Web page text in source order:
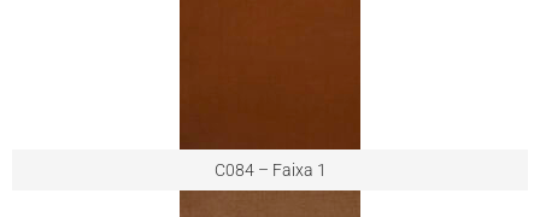
C084 – Faixa 1